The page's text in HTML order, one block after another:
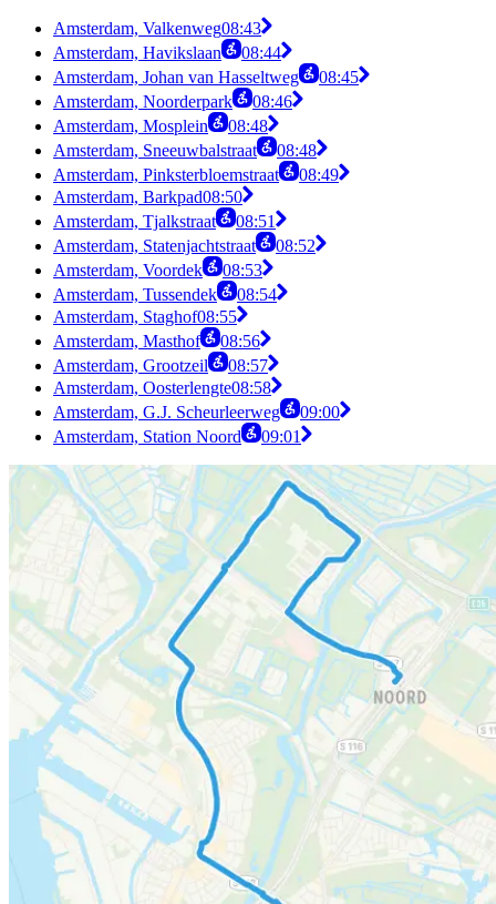
Amsterdam, Valkenweg08:43
Amsterdam, Havikslaan
08:44
Amsterdam, Johan van Hasseltweg
08:45
Amsterdam, Noorderpark
08:46
Amsterdam, Mosplein
08:48
Amsterdam, Sneeuwbalstraat
08:48
Amsterdam, Pinksterbloemstraat
08:49
Amsterdam, Barkpad08:50
Amsterdam, Tjalkstraat
08:51
Amsterdam, Statenjachtstraat
08:52
Amsterdam, Voordek
08:53
Amsterdam, Tussendek
08:54
Amsterdam, Staghof08:55
Amsterdam, Masthof
08:56
Amsterdam, Grootzeil
08:57
Amsterdam, Oosterlengte08:58
Amsterdam, G.J. Scheurleerweg
09:00
Amsterdam, Station Noord
09:01